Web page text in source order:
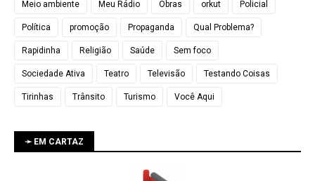
Meio ambiente Meu Rádio Obras orkut Policial
Política promoção Propaganda Qual Problema?
Rapidinha Religião Saúde Sem foco
Sociedade Ativa Teatro Televisão Testando Coisas
Tirinhas Trânsito Turismo Você Aqui
➛ EM CARTAZ